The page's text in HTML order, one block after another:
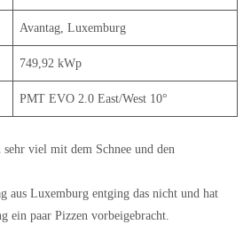
Avantag, Luxemburg
749,92 kWp
PMT EVO 2.0 East/West 10°
viel mit dem Schnee und den
aus Luxemburg entging das nicht und hat
ein paar Pizzen vorbeigebracht.